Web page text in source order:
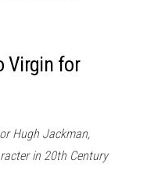
Virgin for
Hugh Jackman,
in 20th Century